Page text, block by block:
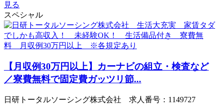
見る
スペシャル
【月収例30万円以上】カーナビの組立・検査など
／寮費無料で固定費ガッツリ節...
日研トータルソーシング株式会社 求人番号：1149727